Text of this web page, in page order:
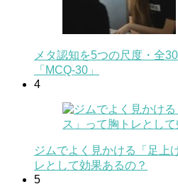
メタ認知を5つの尺度・全
「MCQ-30」
4
ジムでよく見かける「足上
レとして効果あるの？
5